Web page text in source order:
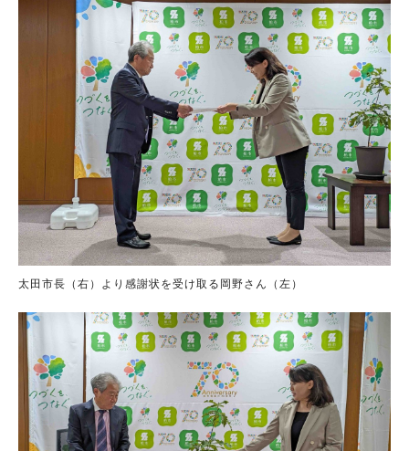
太田市長（右）より感謝状を受け取る岡野さん（左）